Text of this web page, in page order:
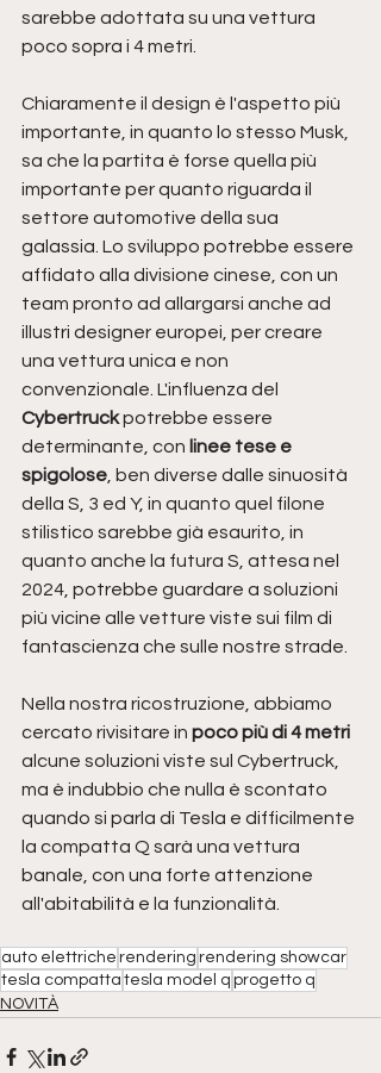
sarebbe adottata su una vettura
poco sopra i 4 metri.
Chiaramente il design è l'aspetto più
importante, in quanto lo stesso Musk,
sa che la partita è forse quella più
importante per quanto riguarda il
settore automotive della sua
galassia. Lo sviluppo potrebbe essere
affidato alla divisione cinese, con un
team pronto ad allargarsi anche ad
illustri designer europei, per creare
una vettura unica e non
convenzionale. L'influenza del
Cybertruck potrebbe essere
determinante, con linee tese e
spigolose , ben diverse dalle sinuosità
della S, 3 ed Y, in quanto quel filone
stilistico sarebbe già esaurito, in
quanto anche la futura S, attesa nel
2024, potrebbe guardare a soluzioni
più vicine alle vetture viste sui film di
fantascienza che sulle nostre strade.
Nella nostra ricostruzione, abbiamo
cercato rivisitare in poco più di 4 metri
alcune soluzioni viste sul Cybertruck,
ma è indubbio che nulla è scontato
quando si parla di Tesla e difficilmente
la compatta Q sarà una vettura
banale, con una forte attenzione
all'abitabilità e la funzionalità.
auto elettriche rendering rendering showcar
tesla compatta tesla model q progetto q
NOVITÀ